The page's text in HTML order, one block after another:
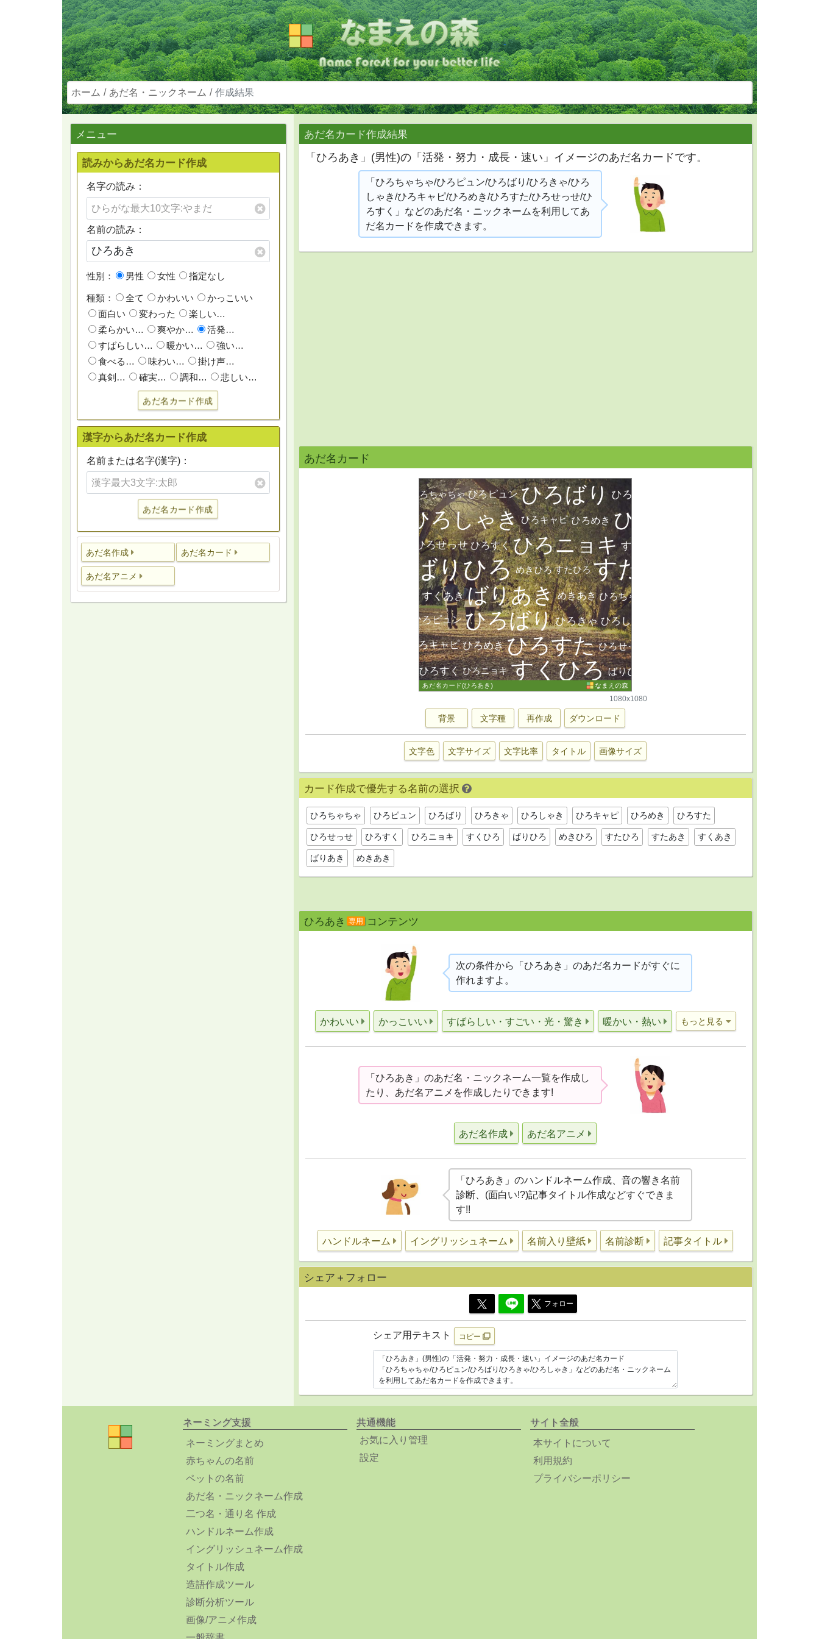
ホーム あだ名・ニックネーム 作成結果
メニュー
読みからあだ名カード作成
名字の読み：
名前の読み：
性別： 男性 女性 指定なし
種類： 全て かわいい
かっこいい
面白い
変わった
楽しい…
柔らかい…
爽やか…
活発…
すばらしい…
暖かい…
強い…
食べる…
味わい…
掛け声…
真剣…
確実… 調和… 悲しい…
あだ名カード作成
漢字からあだ名カード作成
名前または名字(漢字)：
あだ名カード作成
あだ名作成 あだ名カード
あだ名アニメ
あだ名カード作成結果
「ひろあき」(男性)の「活発・努力・成長・速い」イメージのあだ名カードです。
「ひろちゃちゃ/ひろピュン/ひろばり/ひろきゃ/ひろ
しゃき/ひろキャピ/ひろめき/ひろすた/ひろせっせ/ひ
ろすく」などのあだ名・ニックネームを利用してあ
だ名カードを作成できます。
あだ名カード
1080x1080
背景 文字種 再作成 ダウンロード
文字色 文字サイズ 文字比率 タイトル 画像サイズ
カード作成で優先する名前の選択
ひろちゃちゃ ひろピュン ひろばり ひろきゃ ひろしゃき ひろキャピ ひろめき ひろすた
ひろせっせ ひろすく ひろニョキ すくひろ ばりひろ めきひろ すたひろ すたあき すくあき
ばりあき めきあき
ひろあき 専用 コンテンツ
次の条件から「ひろあき」のあだ名カードがすぐに
作れますよ。
かわいい かっこいい すばらしい・すごい・光・驚き 暖かい・熱い もっと見る
「ひろあき」のあだ名・ニックネーム一覧を作成し
たり、あだ名アニメを作成したりできます!
あだ名作成 あだ名アニメ
「ひろあき」のハンドルネーム作成、音の響き名前
診断、(面白い!?)記事タイトル作成などすぐできま
す!!
ハンドルネーム イングリッシュネーム 名前入り壁紙 名前診断 記事タイトル
シェア＋フォロー
フォロー
シェア用テキスト コピー
ネーミング支援
ネーミングまとめ
赤ちゃんの名前
ペットの名前
あだ名・ニックネーム作成
二つ名・通り名 作成
ハンドルネーム作成
イングリッシュネーム作成
タイトル作成
造語作成ツール
診断分析ツール
画像/アニメ作成
共通機能
お気に入り管理
設定
サイト全般
本サイトについて
利用規約
プライバシーポリシー